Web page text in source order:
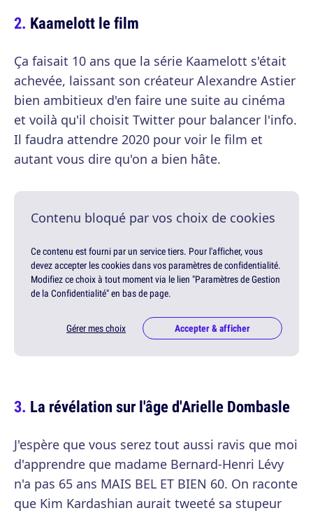
Kaamelott le film
Ça faisait 10 ans que la série Kaamelott s'était
achevée, laissant son créateur Alexandre Astier
bien ambitieux d'en faire une suite au cinéma
et voilà qu'il choisit Twitter pour balancer l'info.
Il faudra attendre 2020 pour voir le film et
autant vous dire qu'on a bien hâte.
Contenu bloqué par vos choix de cookies
Ce contenu est fourni par un service tiers. Pour l'afficher, vous
devez accepter les cookies dans vos paramètres de confidentialité.
Modifiez ce choix à tout moment via le lien "Paramètres de Gestion
de la Confidentialité" en bas de page.
Gérer mes choix Accepter & afficher
La révélation sur l'âge d'Arielle Dombasle
J'espère que vous serez tout aussi ravis que moi
d'apprendre que madame Bernard-Henri Lévy
n'a pas 65 ans MAIS BEL ET BIEN 60. On raconte
que Kim Kardashian aurait tweeté sa stupeur